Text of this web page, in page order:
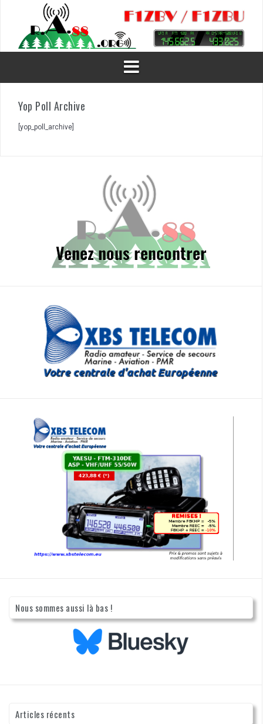
Yop Poll Archive
[yop_poll_archive]
Nous sommes aussi là bas !
Articles récents